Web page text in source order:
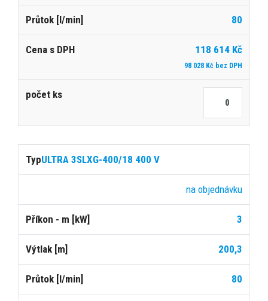
80
118 614 Kč
98 028 Kč bez DPH
ULTRA 3SLXG-400/18 400 V
na objednávku
3
200,3
80